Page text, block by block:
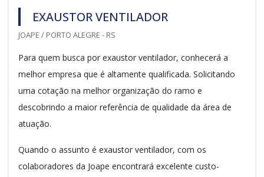
EXAUSTOR VENTILADOR
JOAPE / PORTO ALEGRE - RS
Para quem busca por exaustor ventilador, conhecerá a
melhor empresa que é altamente qualificada. Solicitando
uma cotação na melhor organização do ramo e
descobrindo a maior referência de qualidade da área de
atuação.
Quando o assunto é exaustor ventilador, com os
colaboradores da Joape encontrará excelente custo-